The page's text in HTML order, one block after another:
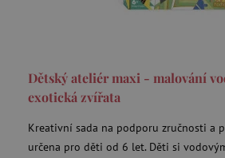
Dětský ateliér maxi - malování
exotická zvířata
Kreativní sada na podporu zručnosti a
určena pro děti od 6 let. Děti si
Google Privacy